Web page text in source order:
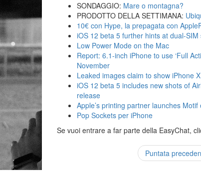
SONDAGGIO: Mare o montagna?
PRODOTTO DELLA SETTIMANA:
10€ con Hype, la prepagata con
iOS 12 beta 5 further hints at dual-
Low Power Mode on the Mac
Report: 6.1-inch iPhone to use ‘Full
November
Leaked images claim to show iPhone
iOS 12 beta 5 includes new shots of
release
Apple’s printing partner launches
Pop Sockets per iPhone
Se vuoi entrare a far parte della EasyChat,
Puntata